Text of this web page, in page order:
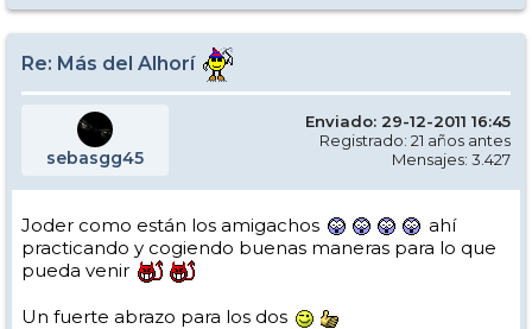
Re: Más del Alhorí
sebasgg45
Enviado: 29-12-2011 16:45
Registrado: 21 años antes
Mensajes: 3.427
Joder como están los amigachos
ahí
practicando y cogiendo buenas maneras para lo que
pueda venir
Un fuerte abrazo para los dos